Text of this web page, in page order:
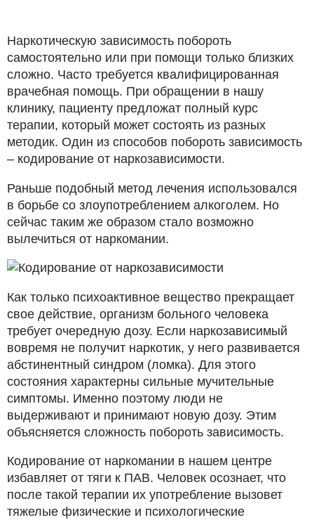
Наркотическую зависимость побороть
самостоятельно или при помощи только близких
сложно. Часто требуется квалифицированная
врачебная помощь. При обращении в нашу
клинику, пациенту предложат полный курс
терапии, который может состоять из разных
методик. Один из способов побороть зависимость
– кодирование от наркозависимости.
Раньше подобный метод лечения использовался
в борьбе со злоупотреблением алкоголем. Но
сейчас таким же образом стало возможно
вылечиться от наркомании.
Как только психоактивное вещество прекращает
свое действие, организм больного человека
требует очередную дозу. Если наркозависимый
вовремя не получит наркотик, у него развивается
абстинентный синдром (ломка). Для этого
состояния характерны сильные мучительные
симптомы. Именно поэтому люди не
выдерживают и принимают новую дозу. Этим
объясняется сложность побороть зависимость.
Кодирование от наркомании в нашем центре
избавляет от тяги к ПАВ. Человек осознает, что
после такой терапии их употребление вызовет
тяжелые физические и психологические